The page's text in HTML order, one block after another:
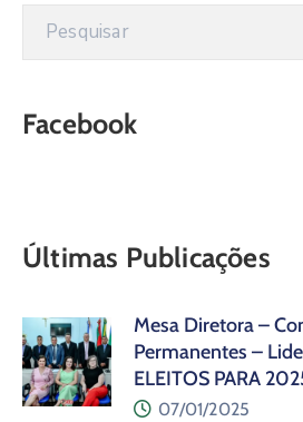
Facebook
Últimas Publicações
Mesa Diretora –
Permanentes –
ELEITOS PARA
07/01/2025